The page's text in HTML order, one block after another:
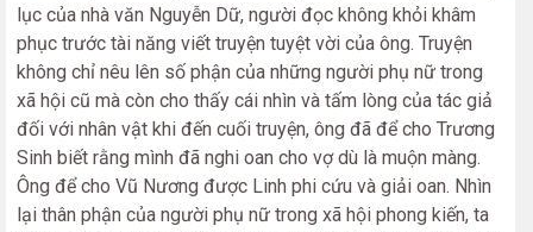
lục của nhà văn Nguyễn Dữ, người đọc không khỏi khâm
phục trước tài năng viết truyện tuyệt vời của ông. Truyện
không chỉ nêu lên số phận của những người phụ nữ trong
xã hội cũ mà còn cho thấy cái nhìn và tấm lòng của tác giả
đối với nhân vật khi đến cuối truyện, ông đã để cho Trương
Sinh biết rằng mình đã nghi oan cho vợ dù là muộn màng.
Ông để cho Vũ Nương được Linh phi cứu và giải oan. Nhìn
lại thân phận của người phụ nữ trong xã hội phong kiến, ta